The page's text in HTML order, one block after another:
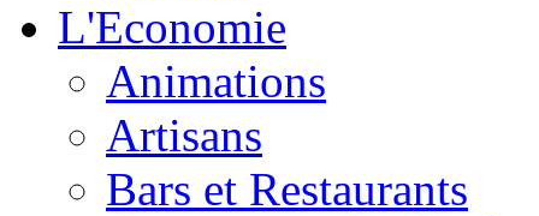
L'Economie
Animations
Artisans
Bars et Restaurants